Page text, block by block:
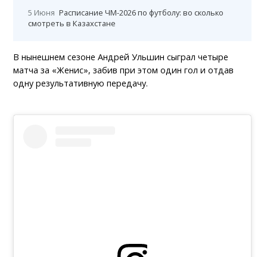
5 Июня Расписание ЧМ-2026 по футболу: во сколько
смотреть в Казахстане
В нынешнем сезоне Андрей Ульшин сыграл четыре
матча за «Женис», забив при этом один гол и отдав
одну результативную передачу.